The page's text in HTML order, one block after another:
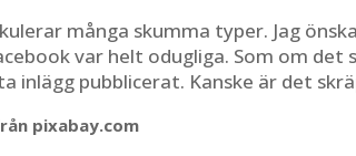
många skumma typer. Jag
var helt odugliga. Som om
inlägg pubblicerat. Kanske är det
pixabay.com